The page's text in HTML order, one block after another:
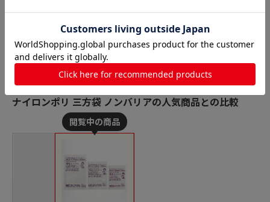
ナイロンポリ 三方袋 ノンバリアの人気商品との比較